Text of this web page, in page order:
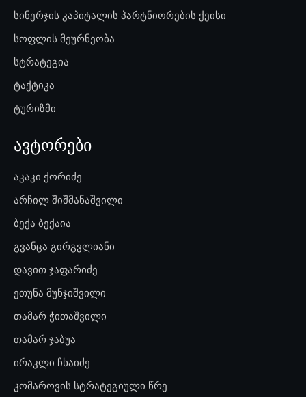
სინერჯის კაპიტალის პარტნიორების ქეისი
სოფლის მეურნეობა
სტრატეგია
ტაქტიკა
ტურიზმი
ავტორები
აკაკი ქორიძე
არჩილ შიშმანაშვილი
ბექა ბექაია
გვანცა გირგვლიანი
დავით ჯაფარიძე
ეთუნა მუნჯიშვილი
თამარ ჭითაშვილი
თამარ ჯაბუა
ირაკლი ჩხაიძე
კომაროვის სტრატეგიული წრე